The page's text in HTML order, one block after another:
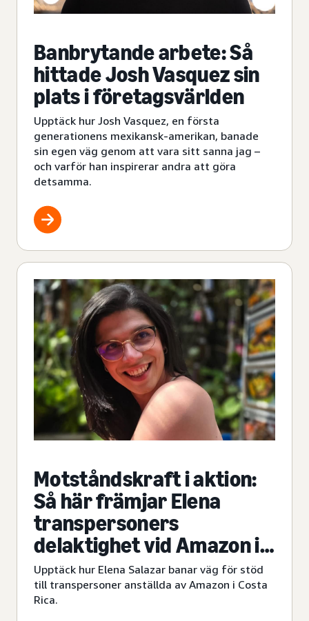
Banbrytande arbete: Så
hittade Josh Vasquez sin
plats i företagsvärlden
Upptäck hur Josh Vasquez, en första
generationens mexikansk-amerikan, banade
sin egen väg genom att vara sitt sanna jag –
och varför han inspirerar andra att göra
detsamma.
Motståndskraft i aktion:
Så här främjar Elena
transpersoners
delaktighet vid Amazon i
Costa Rica
Upptäck hur Elena Salazar banar väg för stöd
till transpersoner anställda av Amazon i Costa
Rica.